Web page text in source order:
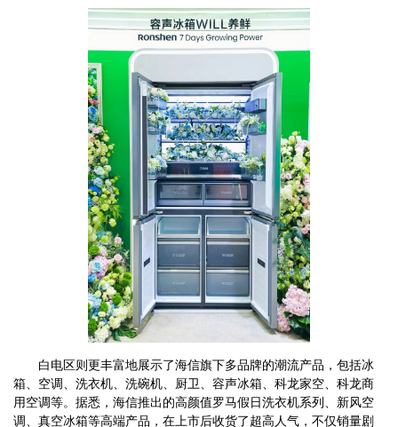
白电区则更丰富地展示了海信旗下多品牌的潮流产品，包括冰
箱、空调、洗衣机、洗碗机、厨卫、容声冰箱、科龙家空、科龙商
用空调等。据悉，海信推出的高颜值罗马假日洗衣机系列、新风空
调、真空冰箱等高端产品，在上市后收货了超高人气，不仅销量剧